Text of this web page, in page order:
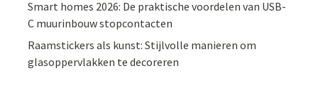
Smart homes 2026: De praktische voordelen van USB-
C muurinbouw stopcontacten
Raamstickers als kunst: Stijlvolle manieren om
glasoppervlakken te decoreren